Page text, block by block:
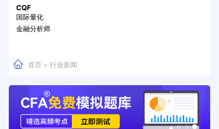
CQF
国际量化
金融分析师
首页> 行业新闻